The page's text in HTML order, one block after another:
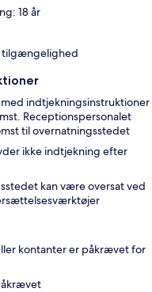
18 år
tilgængelighed
indtjekningsinstruktioner
Receptionspersonalet
til overnatningsstedet
ikke indtjekning efter
kan være oversat ved
kontanter er påkrævet for